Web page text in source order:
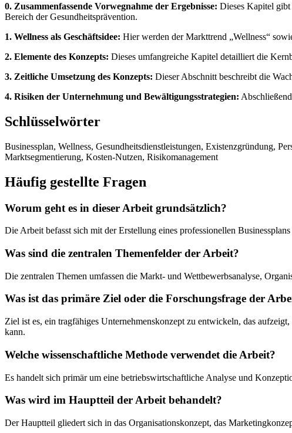
0. Zusammenfassende Vorwegnahme der Ergebnisse: Dieses Kapitel
Bereich der Gesundheitsprävention.
1. Wellness als Geschäftsidee: Hier werden der Markttrend „Wellness“
2. Elemente des Konzepts: Dieses umfangreiche Kapitel detailliert die
3. Zeitliche Umsetzung des Konzepts: Dieser Abschnitt beschreibt die
4. Risiken der Unternehmung und Bewältigungsstrategien:
Schlüsselwörter
Businessplan, Wellness, Gesundheitsdienstleistungen, Existenzgründung,
Marktsegmentierung, Kosten-Nutzen, Risikomanagement
Häufig gestellte Fragen
Worum geht es in dieser Arbeit grundsätzlich?
Die Arbeit befasst sich mit der Erstellung eines professionellen
Was sind die zentralen Themenfelder der Arbeit?
Die zentralen Themen umfassen die Markt- und Wettbewerbsanalyse,
Was ist das primäre Ziel oder die Forschungsfrage der
Ziel ist es, ein tragfähiges Unternehmenskonzept zu entwickeln, das
kann.
Welche wissenschaftliche Methode verwendet die Arbeit?
Es handelt sich primär um eine betriebswirtschaftliche Analyse und
Was wird im Hauptteil der Arbeit behandelt?
Der Hauptteil gliedert sich in das Organisationskonzept, das